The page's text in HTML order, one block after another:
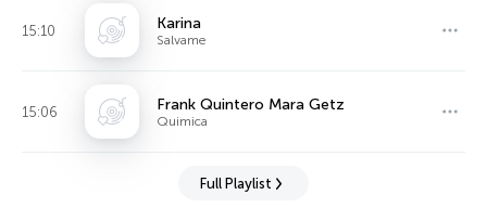
15:10 Karina
Salvame
15:06 Frank Quintero Mara Getz
Quimica
Full Playlist